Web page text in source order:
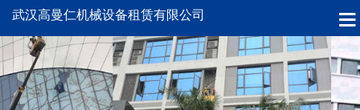
武汉高曼仁机械设备租赁有限公司